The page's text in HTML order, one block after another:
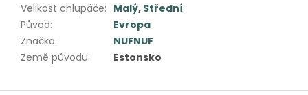
Velikost chlupáče: Malý, Střední
Původ:
Evropa
Značka:
NUFNUF
Země původu: Estonsko